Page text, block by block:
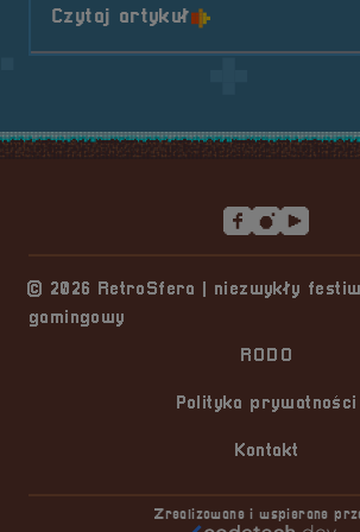
Czytaj artykuło tytule
© 2026 RetroSfera | niezwykły
gamingowy
RODO
Polityka prywatności
Kontakt
Zrealizowane i wspierane